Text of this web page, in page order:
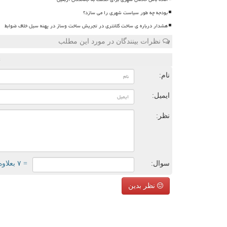
بودجه چه طور سیاست شهری را می سازد؟
هشدار درباره ی ساخت کلانتری در تجریش ساخت وساز در پهنه سیل خلاف ضوابط
نظرات بینندگان در مورد این مطلب
نام:
ایمیل:
نظر:
سوال: = ۷ بعلاوه ۲
نظر بدین